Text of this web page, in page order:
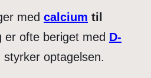
med calcium til
er ofte beriget med D-
styrker optagelsen.